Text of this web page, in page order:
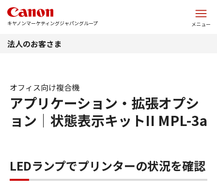
キヤノンマーケティングジャパングループ メニュー
法人のお客さま
アプリケーション・拡張オプシ
ョン｜状態表示キットII MPL-3a
オフィス向け複合機
LEDランプでプリンターの状況を確認